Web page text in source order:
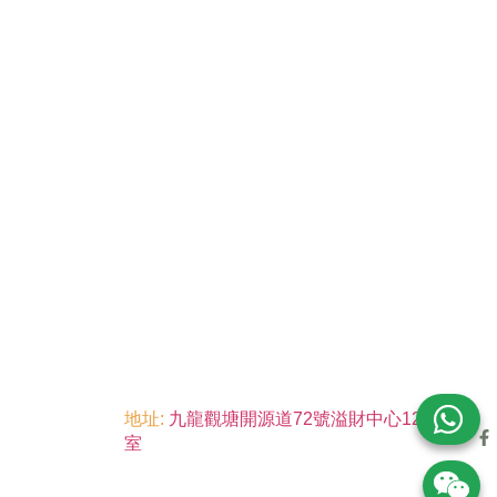
地址: 九龍觀塘開源道72號溢財中心12樓6
室